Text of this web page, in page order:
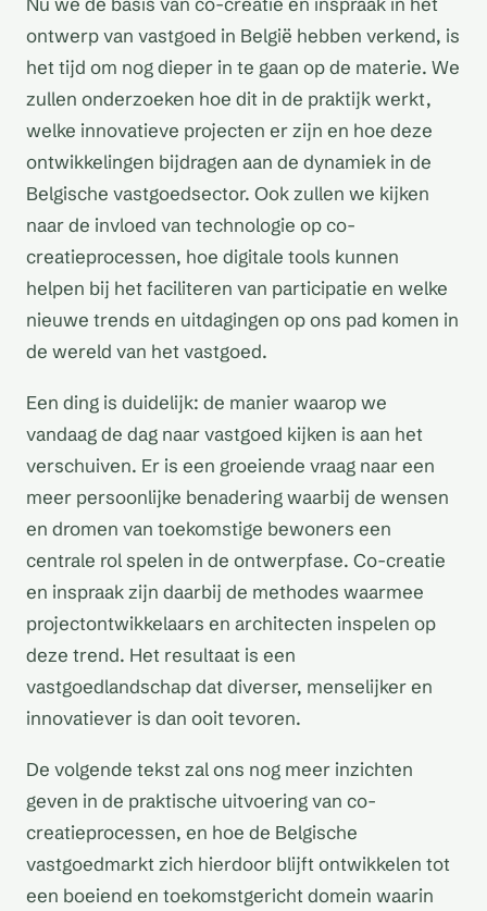
ontwerp van vastgoed in België hebben verkend, is
het tijd om nog dieper in te gaan op de materie. We
zullen onderzoeken hoe dit in de praktijk werkt,
welke innovatieve projecten er zijn en hoe deze
ontwikkelingen bijdragen aan de dynamiek in de
Belgische vastgoedsector. Ook zullen we kijken
naar de invloed van technologie op co-
creatieprocessen, hoe digitale tools kunnen
helpen bij het faciliteren van participatie en welke
nieuwe trends en uitdagingen op ons pad komen in
de wereld van het vastgoed.
Een ding is duidelijk: de manier waarop we
vandaag de dag naar vastgoed kijken is aan het
verschuiven. Er is een groeiende vraag naar een
meer persoonlijke benadering waarbij de wensen
en dromen van toekomstige bewoners een
centrale rol spelen in de ontwerpfase. Co-creatie
en inspraak zijn daarbij de methodes waarmee
projectontwikkelaars en architecten inspelen op
deze trend. Het resultaat is een
vastgoedlandschap dat diverser, menselijker en
innovatiever is dan ooit tevoren.
De volgende tekst zal ons nog meer inzichten
geven in de praktische uitvoering van co-
creatieprocessen, en hoe de Belgische
vastgoedmarkt zich hierdoor blijft ontwikkelen tot
een boeiend en toekomstgericht domein waarin